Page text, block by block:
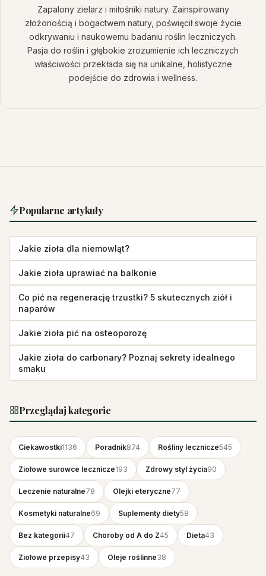
Zapalony zielarz i miłośniki natury. Zainspirowany
złożonością i bogactwem natury, poświęcił swoje życie
odkrywaniu i naukowemu badaniu roślin leczniczych.
Pasja do roślin i głębokie zrozumienie ich leczniczych
właściwości przekłada się na unikalne, holistyczne
podejście do zdrowia i wellness.
Popularne artykuły
Jakie zioła dla niemowląt?
Jakie zioła uprawiać na balkonie
Co pić na regenerację trzustki? 5 skutecznych ziół i
naparów
Jakie zioła pić na osteoporozę
Jakie zioła do carbonary? Poznaj sekrety idealnego
smaku
Przeglądaj kategorie
Ciekawostki1136 Poradnik874 Rośliny lecznicze545
Ziołowe surowce lecznicze193 Zdrowy styl życia90
Leczenie naturalne78 Olejki eteryczne77
Kosmetyki naturalne69 Suplementy diety58
Bez kategorii47 Choroby od A do Z45 Dieta43
Ziołowe przepisy43 Oleje roślinne38